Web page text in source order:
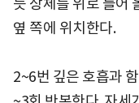
옆 쪽에 위치한다.
2~6번 깊은 호흡과